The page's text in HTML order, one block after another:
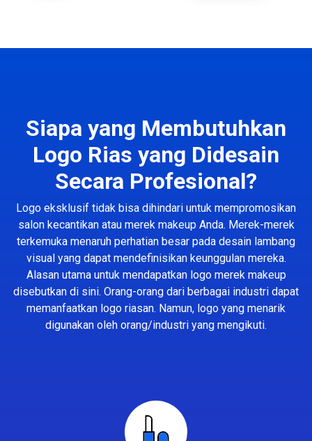
Siapa yang Membutuhkan
Logo Rias yang Didesain
Secara Profesional?
Logo eksklusif tidak bisa dihindari untuk mempromosikan
salon kecantikan atau merek makeup Anda. Merek-merek
terkemuka menaruh perhatian besar pada desain lambang
visual yang dapat mendefinisikan keunggulan mereka.
Alasan utama untuk mendapatkan logo merek makeup
disebutkan di sini. Orang-orang dari berbagai industri dapat
memanfaatkan logo riasan. Namun, logo yang menarik
digunakan oleh orang/industri yang mengikuti.